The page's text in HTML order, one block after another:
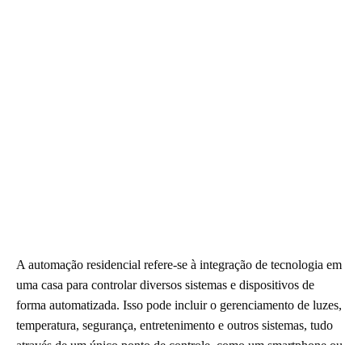
A automação residencial refere-se à integração de tecnologia em
uma casa para controlar diversos sistemas e dispositivos de
forma automatizada. Isso pode incluir o gerenciamento de luzes,
temperatura, segurança, entretenimento e outros sistemas, tudo